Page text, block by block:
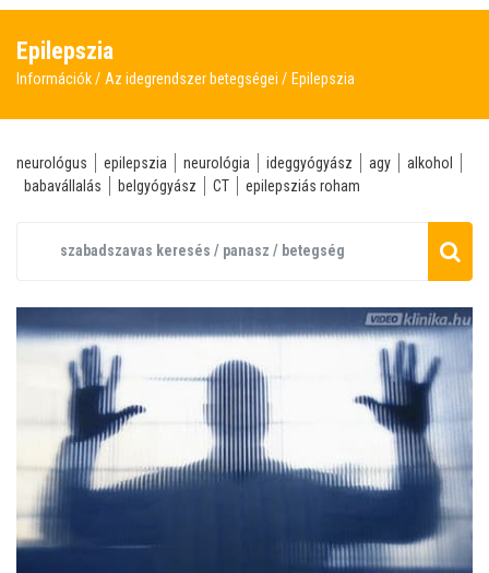
Epilepszia
Információk Az idegrendszer betegségei Epilepszia
neurológus epilepszia neurológia ideggyógyász agy
alkohol
babavállalás
belgyógyász CT epilepsziás roham